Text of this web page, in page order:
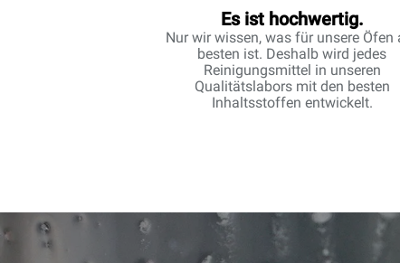
Es ist hochwertig.
Nur wir wissen, was für unsere Öfen
besten ist. Deshalb wird jedes
Reinigungsmittel in unseren
Qualitätslabors mit den besten
Inhaltsstoffen entwickelt.